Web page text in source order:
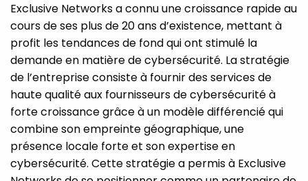
Exclusive Networks a connu une croissance rapide au
cours de ses plus de 20 ans d’existence, mettant à
profit les tendances de fond qui ont stimulé la
demande en matière de cybersécurité. La stratégie
de l’entreprise consiste à fournir des services de
haute qualité aux fournisseurs de cybersécurité à
forte croissance grâce à un modèle différencié qui
combine son empreinte géographique, une
présence locale forte et son expertise en
cybersécurité. Cette stratégie a permis à Exclusive